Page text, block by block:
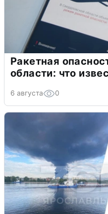
Ракетная
области: что
6 августа 0